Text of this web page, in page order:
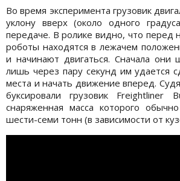
Во время эксперимента грузовик
уклону вверх (около одного
передаче. В ролике видно, что перед
роботы находятся в лежачем
и начинают двигаться. Сначала они
лишь через пару секунд им удается
места и начать движение вперед.
буксировали грузовик Freightliner
снаряженная масса которого
шести-семи тонн (в зависимости от